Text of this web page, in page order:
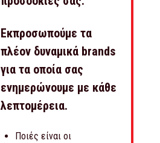
Εκπροσωπούμε τα
πλέον δυναμικά brands
για τα οποία σας
ενημερώνουμε με κάθε
λεπτομέρεια.
Ποιές είναι οι